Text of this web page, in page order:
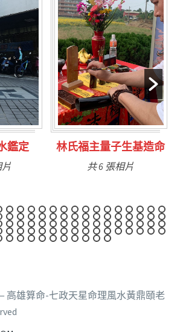
基造命 台南永康風水鑑定
共 9 張相片
高雄算命-七政天星命理風水黃鼎頤老